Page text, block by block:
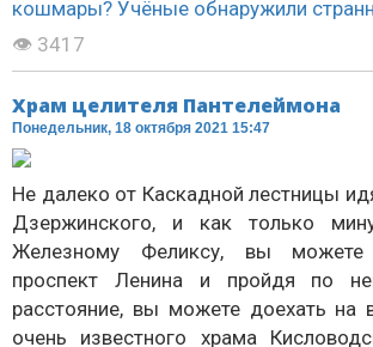
👁 3417
Храм целителя Пантелеймона
Понедельник, 18 октября 2021 15:47
Не далеко от Каскадной лестницы
Дзержинского, и как только
Железному Феликсу, вы можете
проспект Ленина и пройдя по
расстояние, вы можете доехать на
очень известного храма